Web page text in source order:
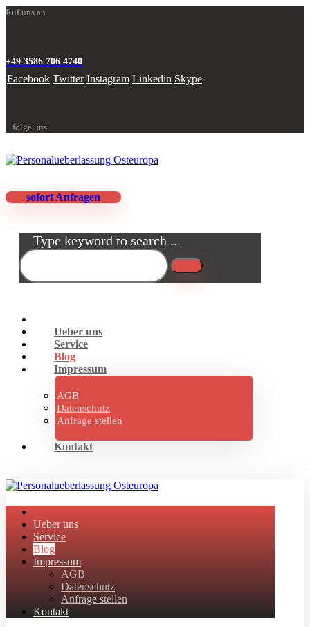
Ruf uns an
+49 3586 706 4740
Facebook Twitter Instagram Linkedin Skype
folge uns
sofort Anfragen
Type keyword to search ...
Ueber uns
Service
Blog
Impressum
AGB
Datenschutz
Anfrage stellen
Kontakt
Ueber uns
Service
Blog
Impressum
AGB
Datenschutz
Anfrage stellen
Kontakt